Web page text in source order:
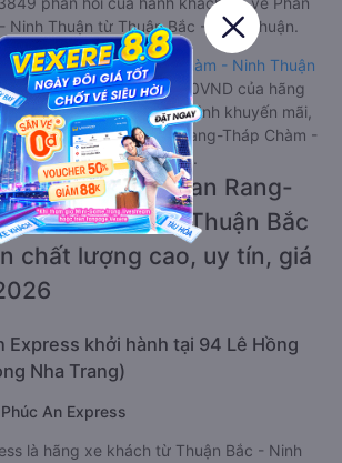
Ninh Thuận từ Thuận Bắc - Ninh Thuận.
đi Phan Rang-Tháp Chàm - Ninh Thuận
Thuậnrẻ nhất là 330000VND của hãng
Tùy thuộc vào chương trình khuyến mãi,
- Ninh Thuận đi Phan Rang-Tháp Chàm -
nằm này có thể sẽ rẻ hơn.
xe khách đi Phan Rang-
Ninh Thuận từ Thuận Bắc
chất lượng cao, uy tín, giá
Express khởi hành tại 94 Lê Hồng
Nha Trang)
An Express
là hãng xe khách từ Thuận Bắc - Ninh